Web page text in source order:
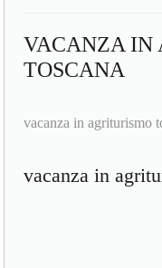
VACANZA IN
TOSCANA
vacanza in agriturismo
vacanza in